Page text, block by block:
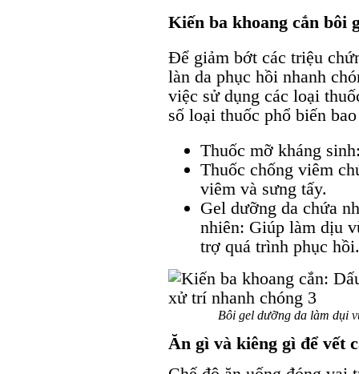
Kiến ba khoang cắn bôi
Để giảm bớt các triệu
làn da phục hồi nhanh
việc sử dụng các loại
số loại thuốc phổ biến
Thuốc mỡ kháng
Thuốc chống viêm
viêm và sưng tấy.
Gel dưỡng da chứa
nhiên: Giúp làm dịu
trợ quá trình phục hồi.
Bôi gel dưỡng da làm dụi
Ăn gì và kiêng gì để vết